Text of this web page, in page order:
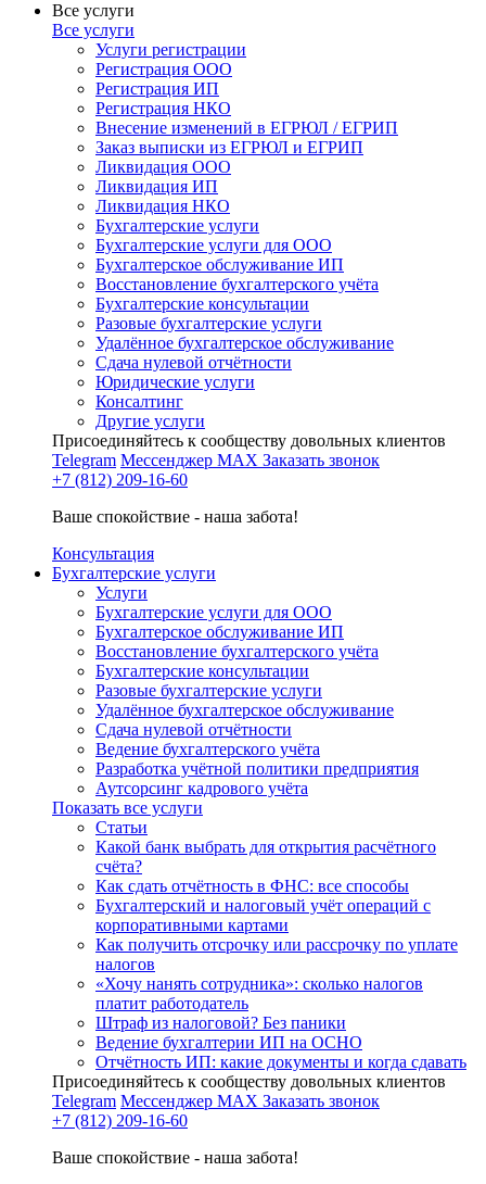
Все услуги
Все услуги
Услуги регистрации
Регистрация ООО
Регистрация ИП
Регистрация НКО
Внесение изменений в ЕГРЮЛ / ЕГРИП
Заказ выписки из ЕГРЮЛ и ЕГРИП
Ликвидация ООО
Ликвидация ИП
Ликвидация НКО
Бухгалтерские услуги
Бухгалтерские услуги для ООО
Бухгалтерское обслуживание ИП
Восстановление бухгалтерского учёта
Бухгалтерские консультации
Разовые бухгалтерские услуги
Удалённое бухгалтерское обслуживание
Сдача нулевой отчётности
Юридические услуги
Консалтинг
Другие услуги
Присоединяйтесь к сообществу довольных клиентов
Telegram Мессенджер MAX Заказать звонок
+7 (812) 209-16-60
Ваше спокойствие - наша забота!
Консультация
Бухгалтерские услуги
Услуги
Бухгалтерские услуги для ООО
Бухгалтерское обслуживание ИП
Восстановление бухгалтерского учёта
Бухгалтерские консультации
Разовые бухгалтерские услуги
Удалённое бухгалтерское обслуживание
Сдача нулевой отчётности
Ведение бухгалтерского учёта
Разработка учётной политики предприятия
Аутсорсинг кадрового учёта
Показать все услуги
Статьи
Какой банк выбрать для открытия расчётного
счёта?
Как сдать отчётность в ФНС: все способы
Бухгалтерский и налоговый учёт операций с
корпоративными картами
Как получить отсрочку или рассрочку по уплате
налогов
«Хочу нанять сотрудника»: сколько налогов
платит работодатель
Штраф из налоговой? Без паники
Ведение бухгалтерии ИП на ОСНО
Отчётность ИП: какие документы и когда сдавать
Присоединяйтесь к сообществу довольных клиентов
Telegram Мессенджер MAX Заказать звонок
+7 (812) 209-16-60
Ваше спокойствие - наша забота!